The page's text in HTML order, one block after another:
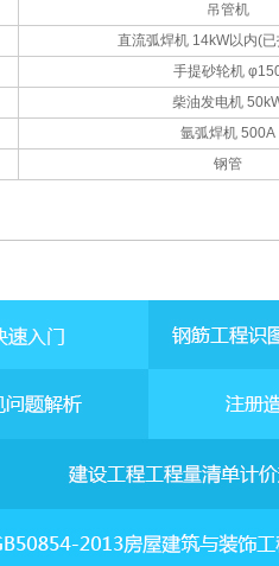
吊管机
直流弧焊机 14kW以内(
手提砂轮机
柴油发电机
氩弧焊机 500A
钢管